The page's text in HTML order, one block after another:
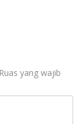
Ruas yang wajib